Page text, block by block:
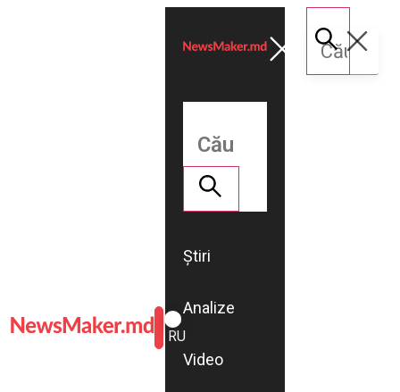
ROMÂNĂ
RU
Știri
Analize
Video